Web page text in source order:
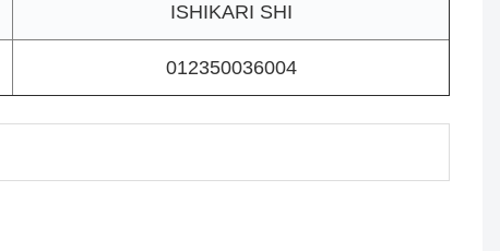
ISHIKARI SHI
012350036004